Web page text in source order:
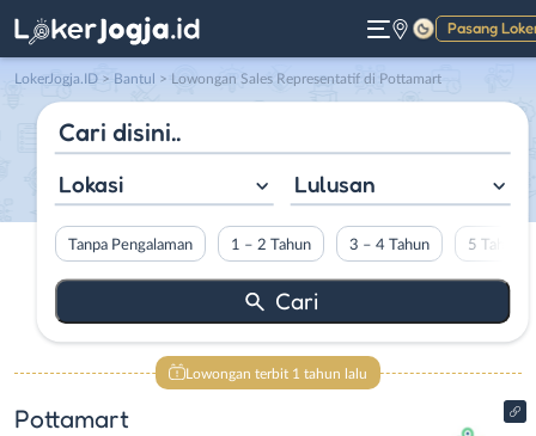
Pasang
Gelap
LokerJogja.ID > Bantul > Lowongan Sales Representatif di Pottamart
Lokasi Lulusan
Tanpa Pengalaman 1 – 2 Tahun 3 – 4 Tahun 5 Tahun
Lowongan terbit 1 tahun lalu
Pottamart